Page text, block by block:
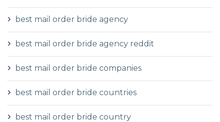
best mail order bride agency
best mail order bride agency reddit
best mail order bride companies
best mail order bride countries
best mail order bride country